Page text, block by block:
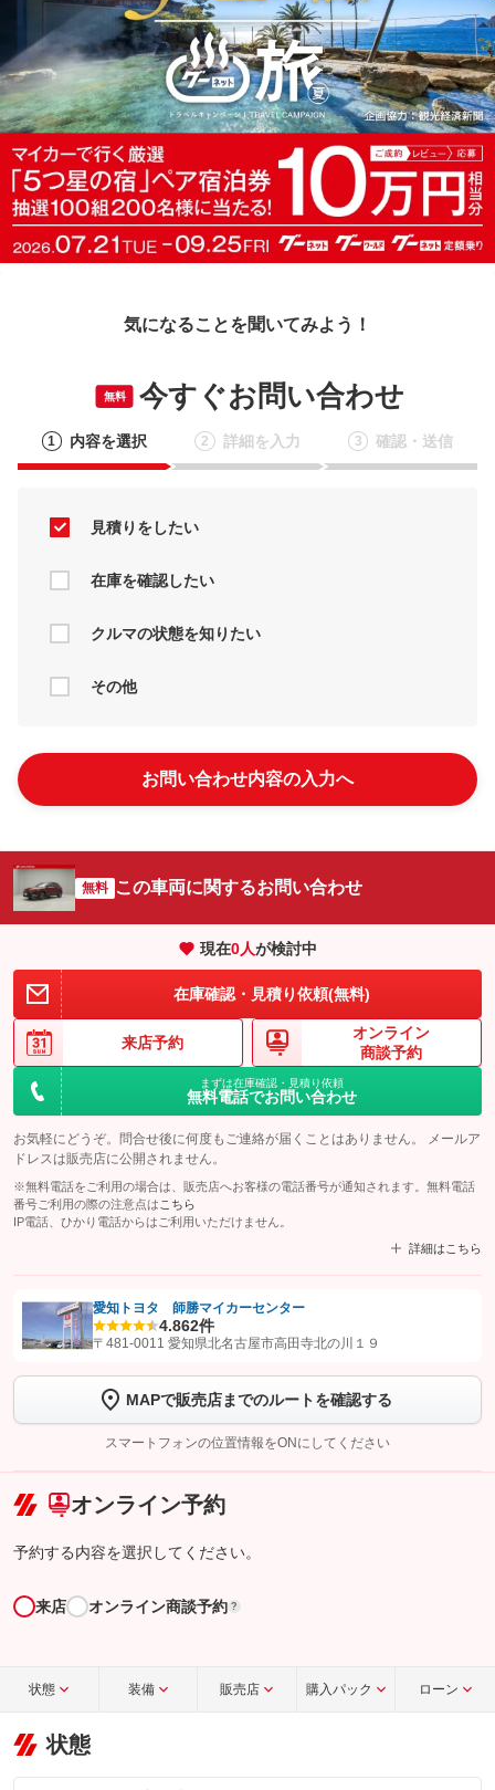
気になることを聞いてみよう！
無料 今すぐお問い合わせ
1 内容を選択 2 詳細を入力 3 確認・送信
見積りをしたい
在庫を確認したい
クルマの状態を知りたい
その他
お問い合わせ内容の入力へ
無料 この車両に関するお問い合わせ
現在0人が検討中
在庫確認・見積り依頼(無料)
来店予約
オンライン
商談予約
まずは在庫確認・見積り依頼
無料電話でお問い合わせ
お気軽にどうぞ。問合せ後に何度もご連絡が届くことはありません。 メールア
ドレスは販売店に公開されません。
※無料電話をご利用の場合は、販売店へお客様の電話番号が通知されます。無料電話
番号ご利用の際の注意点は こちら
IP電話、ひかり電話からはご利用いただけません。
詳細はこちら
【STEP1】認証画面でグーネットを友だち追加してから「許可する」ボタンを押
トーク画面で
ボタンをタップして問い合わせを
完了してください。
こちら
愛知トヨタ 師勝マイカーセンター
4.862件
〒481-0011 愛知県北名古屋市高田寺北の川１９
MAPで販売店までのルートを確認する
スマートフォンの位置情報をONにしてください
オンライン予約
予約する内容を選択してください。
来店 オンライン商談予約 ?
状態 装備 販売店 購入パック ローン
状態